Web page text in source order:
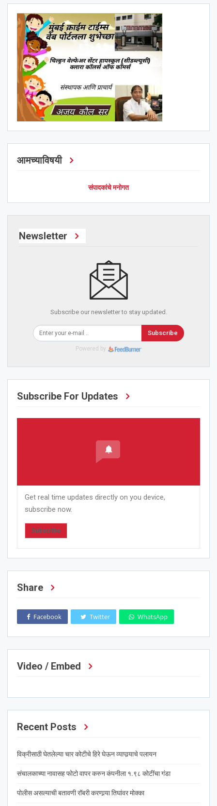
आमच्याविषयी
संपादकांचे मनोगत
Newsletter
Subscribe our newsletter to stay updated.
Subscribe
Powered by
Subscribe For Updates
Get real time updates directly on you device,
subscribe now.
Subscribe
Share
Facebook Twitter WhatsApp
Video / Embed
Recent Posts
विक्रीसाठी घेतलेल्या चार कोटीचे हिरे घेऊन व्यापार्‍याचे पलायन
संचालकाच्या नावासह फोटो वापर करुन कंपनीला १.९८ कोटींचा गंडा
पोलीस असल्याची बतावणी रॉबरी करणार्‍या तिघांवर मोक्का